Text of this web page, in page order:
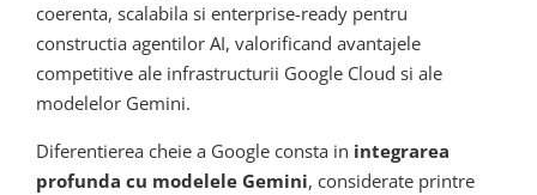
coerenta, scalabila si enterprise-ready pentru
constructia agentilor AI, valorificand avantajele
competitive ale infrastructurii Google Cloud si ale
modelelor Gemini.
Diferentierea cheie a Google consta in integrarea
profunda cu modelele Gemini, considerate printre